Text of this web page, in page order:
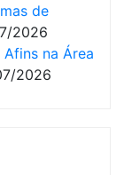
de
2026
na Área
2026